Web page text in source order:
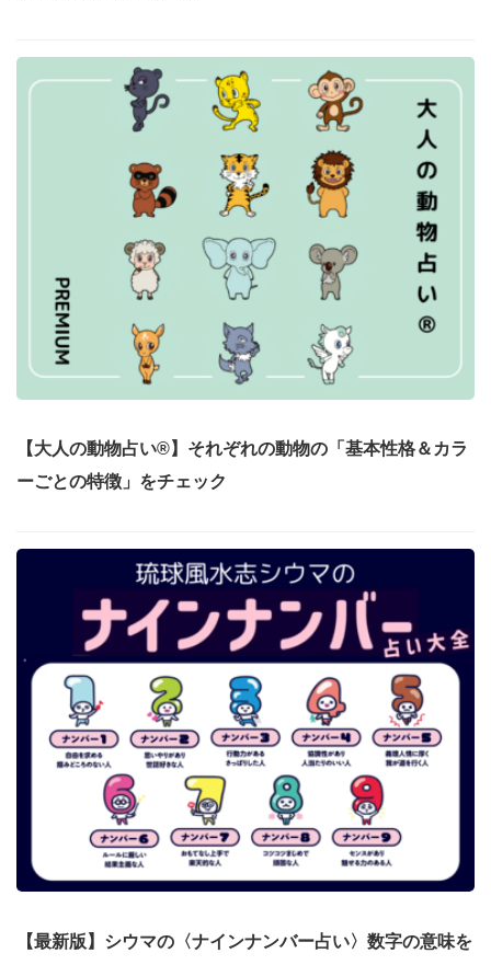
【大人の動物占い®】それぞれの動物の「基本性格＆カラ
ーごとの特徴」をチェック
【最新版】シウマの〈ナインナンバー占い〉数字の意味を